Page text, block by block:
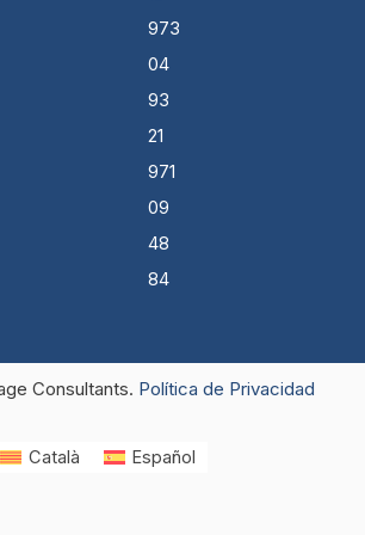
973
04
93
21
971
09
48
84
Consultants. Política de Privacidad
Català Español